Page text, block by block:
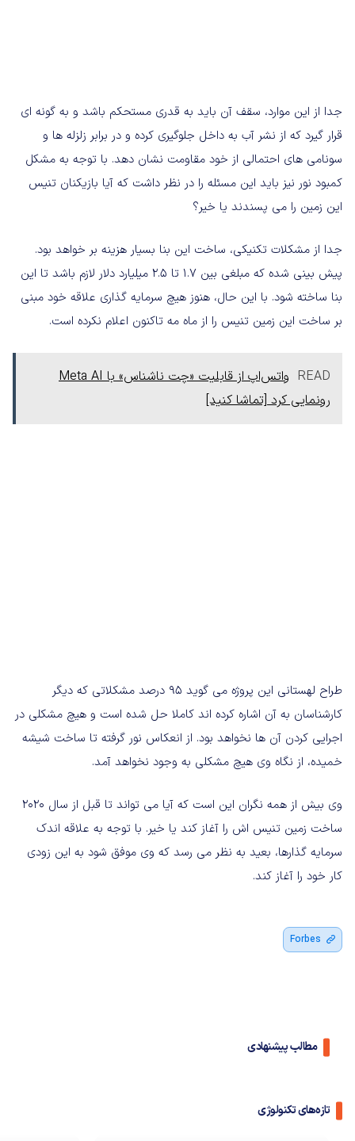
جدا از این موارد، سقف آن باید به قدری مستحکم باشد و به گونه ای
قرار گیرد که از نشر آب به داخل جلوگیری کرده و در برابر زلزله ها و
سونامی های احتمالی از خود مقاومت نشان دهد. با توجه به مشکل
کمبود نور نیز باید این مسئله را در نظر داشت که آیا بازیکنان تنیس
این زمین را می پسندند یا خیر؟
جدا از مشکلات تکنیکی، ساخت این بنا بسیار هزینه بر خواهد بود.
پیش بینی شده که مبلغی بین 1.7 تا 2.5 میلیارد دلار لازم باشد تا این
بنا ساخته شود. با این حال، هنوز هیچ سرمایه گذاری علاقه خود مبنی
بر ساخت این زمین تنیس را از ماه مه تاکنون اعلام نکرده است.
READ
واتس‌اپ از قابلیت «چت ناشناس» با Meta AI
رونمایی کرد [تماشا کنید]
طراح لهستانی این پروژه می گوید 95 درصد مشکلاتی که دیگر
کارشناسان به آن اشاره کرده اند کاملا حل شده است و هیچ مشکلی در
اجرایی کردن آن ها نخواهد بود. از انعکاس نور گرفته تا ساخت شیشه
خمیده، از نگاه وی هیچ مشکلی به وجود نخواهد آمد.
وی بیش از همه نگران این است که آیا می تواند تا قبل از سال 2020
ساخت زمین تنیس اش را آغاز کند یا خیر. با توجه به علاقه اندک
سرمایه گذارها، بعید به نظر می رسد که وی موفق شود به این زودی
کار خود را آغاز کند.
Forbes
مطالب پیشنهادی
تازه‌های تکنولوژی